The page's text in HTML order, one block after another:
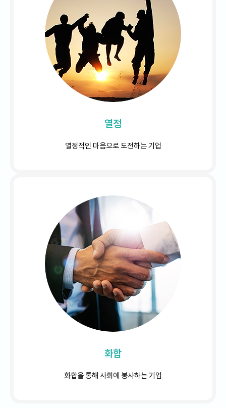
열정
열정적인 마음으로 도전하는 기업
화합
화합을 통해 사회에 봉사하는 기업